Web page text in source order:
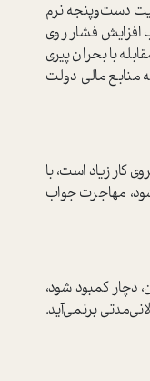
دست‌و‌پنجه نرم
افزایش فشار روی
با بحران پیری
منابع مالی دولت
کار زیاد است، با
شود، مهاجرت جواب
دچار کمبود شود،
برنمی‌آید.